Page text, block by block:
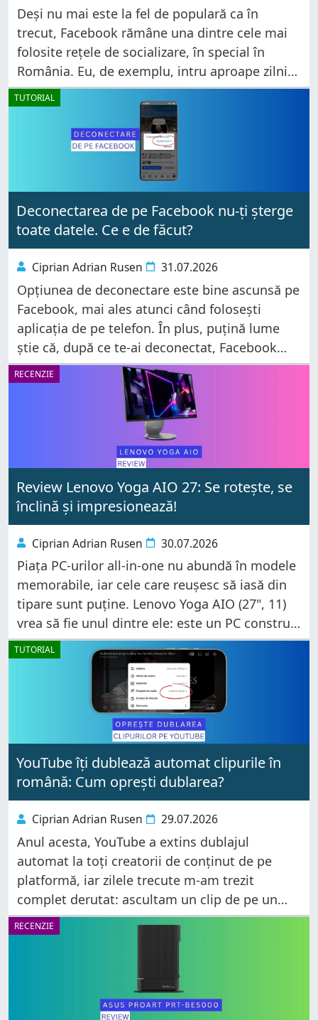
Deși nu mai este la fel de populară ca în
trecut, Facebook rămâne una dintre cele mai
folosite rețele de socializare, în special în
România. Eu, de exemplu, intru aproape zilnic,
iar contul meu adună inevitabil o mulțime de
informații
TUTORIAL
Deconectarea de pe Facebook nu-ți șterge
toate datele. Ce e de făcut?
Ciprian Adrian Rusen 31.07.2026
Opțiunea de deconectare este bine ascunsă pe
Facebook, mai ales atunci când folosești
aplicația de pe telefon. În plus, puțină lume
știe că, după ce te-ai deconectat, Facebook
continuă să păstreze informații despre profilul
tău pentru a facilita o reconectare
RECENZIE
Review Lenovo Yoga AIO 27: Se rotește, se
înclină și impresionează!
Ciprian Adrian Rusen 30.07.2026
Piața PC-urilor all-in-one nu abundă în modele
memorabile, iar cele care reușesc să iasă din
tipare sunt puține. Lenovo Yoga AIO (27", 11)
vrea să fie unul dintre ele: este un PC construit
în jurul unui ecran superb de 27
TUTORIAL
YouTube îți dublează automat clipurile în
română: Cum oprești dublarea?
Ciprian Adrian Rusen 29.07.2026
Anul acesta, YouTube a extins dublajul
automat la toți creatorii de conținut de pe
platformă, iar zilele trecute m-am trezit
complet derutat: ascultam un clip de pe un
canal în limba engleză, dar vocile erau redate
în română cu ajutorul
RECENZIE